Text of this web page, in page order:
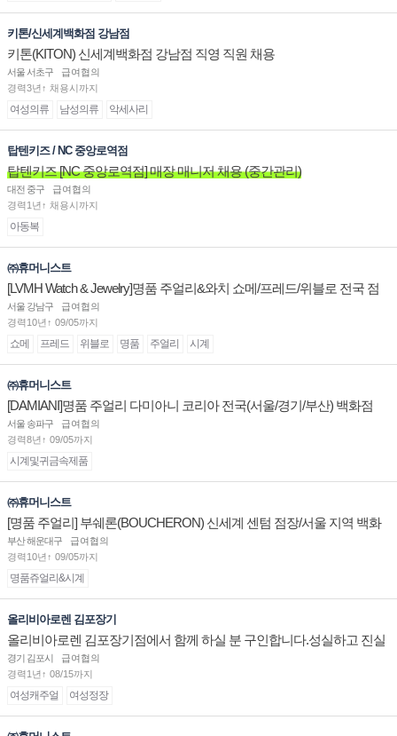
키톤/신세계백화점 강남점
키톤(KITON) 신세계백화점 강남점 직영 직원 채용
서울 서초구
급여협의
경력3년↑ 채용시까지
여성의류 남성의류 악세사리
탑텐키즈 / NC 중앙로역점
탑텐키즈 [NC 중앙로역점] 매장 매니저 채용 (중간관리)
대전 중구
급여협의
경력1년↑ 채용시까지
아동복
㈜휴머니스트
[LVMH Watch & Jewelry]명품 주얼리&와치 쇼메/프레드/위블로 전국 점
장/부점장/판매사원 채용
서울 강남구
급여협의
경력10년↑ 09/05까지
쇼메 프레드 위블로 명품 주얼리 시계
㈜휴머니스트
[DAMIANI]명품 주얼리 다미아니 코리아 전국(서울/경기/부산) 백화점
부점장/판매사원 채용
서울 송파구
급여협의
경력8년↑ 09/05까지
시계및귀금속제품
㈜휴머니스트
[명품 주얼리] 부쉐론(BOUCHERON) 신세계 센텀 점장/서울 지역 백화
점 판매사원 채용
부산 해운대구
급여협의
경력10년↑ 09/05까지
명품쥬얼리&시계
올리비아로렌 김포장기
올리비아로렌 김포장기점에서 함께 하실 분 구인합니다.성실하고 진실
된 마음 하나면 됩니다.
경기 김포시
급여협의
경력1년↑ 08/15까지
여성캐주얼 여성정장